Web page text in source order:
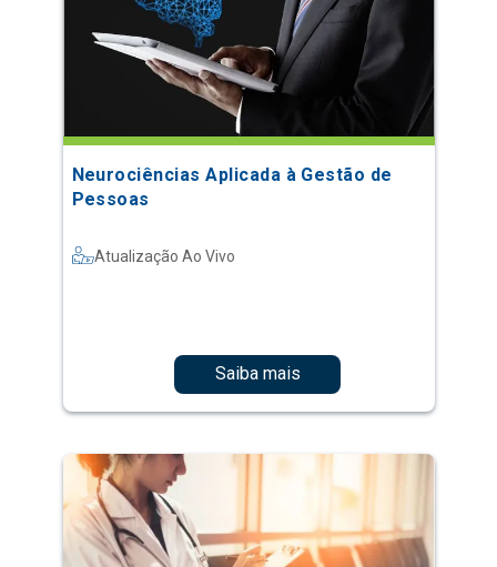
Neurociências Aplicada à Gestão de
Pessoas
Atualização Ao Vivo
Saiba mais